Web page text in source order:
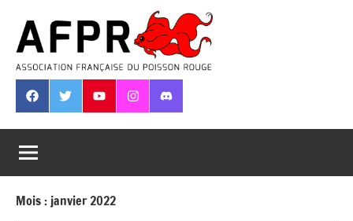
contenu
Association
Française
du
Poisson
Rouge
FacebookTwitterYoutubeInstagramDiscord
Mois : janvier 2022